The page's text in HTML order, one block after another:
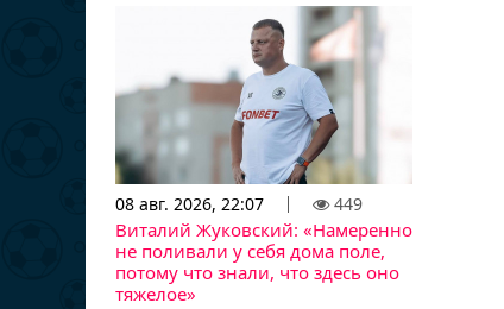
08 авг. 2026, 22:07 449
Виталий Жуковский: «Намеренно
не поливали у себя дома поле,
потому что знали, что здесь оно
тяжелое»